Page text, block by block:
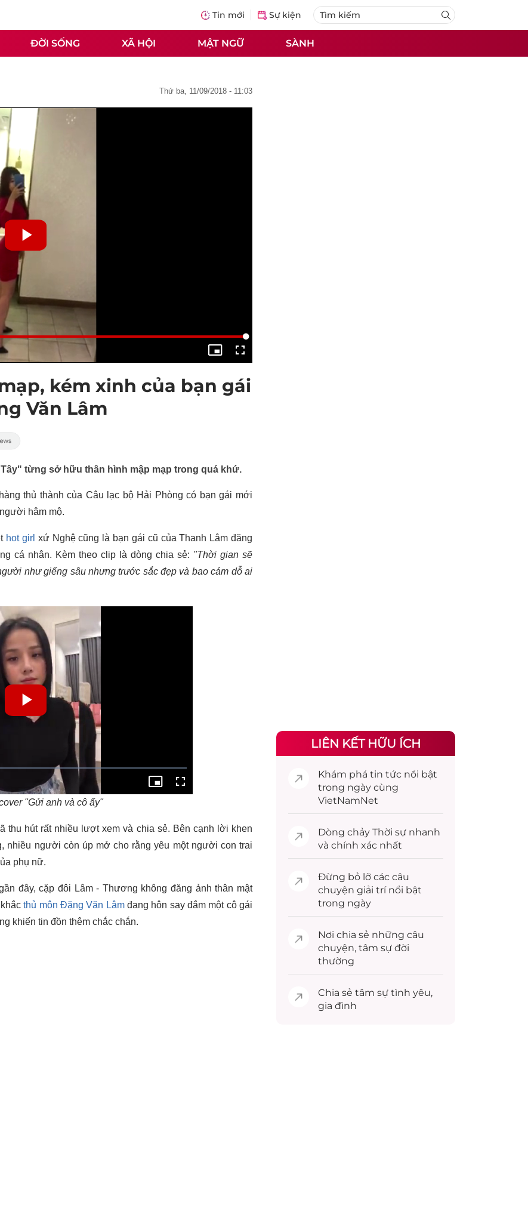
Tin mới Sự kiện
ĐỜI SỐNG XÃ HỘI MẬT NGỮ SÀNH
thứ ba, 11/09/2018 - 11:03
kém xinh của bạn gái
Văn Lâm
từng sở hữu thân hình mập mạp trong quá khứ.
thủ thành của Câu lạc bộ Hải Phòng có bạn gái mới
hâm mộ.
hot girl xứ Nghệ cũng là bạn gái cũ của Thanh Lâm đăng
cá nhân. Kèm theo clip là dòng chia sẻ: "Thời gian sẽ
như giếng sâu nhưng trước sắc đẹp và bao cám dỗ ai
"Gửi anh và cô ấy"
thu hút rất nhiều lượt xem và chia sẻ. Bên cạnh lời khen
nhiều người còn úp mở cho rằng yêu một người con trai
phụ nữ.
đây, cặp đôi Lâm - Thương không đăng ảnh thân mật
khắcthủ môn Đặng Văn Lâmđang hôn say đắm một cô gái
khiến tin đồn thêm chắc chắn.
LIÊN KẾT HỮU ÍCH
Khám phá tin tức nổi bật
trong ngày cùng
VietNamNet
Dòng chảy Thời sự nhanh
và chính xác nhất
Đừng bỏ lỡ các câu
chuyện giải trínổi bật
trong ngày
Nơi chia sẻ những câu
chuyện, tâm sự đời
thường
Chia sẻ tâm sự tình yêu,
gia đình